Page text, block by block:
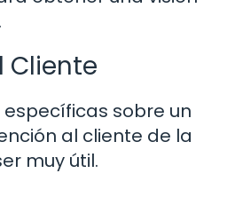
Cliente
específicas sobre un
al cliente de la
muy útil.